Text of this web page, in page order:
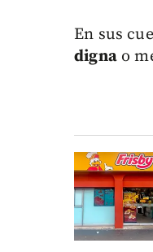
En sus
dignao